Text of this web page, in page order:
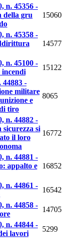
n. 45356 -
della gru
15060
n. 45358 -
14577
n. 45100 -
incendi
15122
44883 -
militare
e
tiro
8065
n. 44882 -
si
il loro
16772
n. 44881 -
appalto e
16852
n. 44861 -
16542
n. 44858 -
14705
n. 44844 -
lavori
5299